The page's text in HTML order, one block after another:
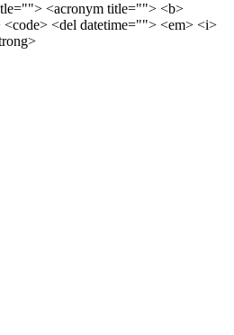
<acronym title=""> <b>
<del datetime=""> <em> <i>